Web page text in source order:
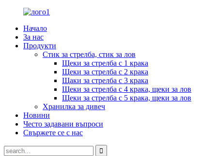
Начало
За нас
Продукти
Стик за стрелба, стик за лов
Щеки за стрелба с 1 крака
Щеки за стрелба с 2 крака
Щаки за стрелба с 3 крака
Щеки за стрелба с 4 крака, щеки за лов
Щеки за стрелба с 5 крака, щеки за лов
Хранилка за дивеч
Новини
Често задавани въпроси
Свържете се с нас